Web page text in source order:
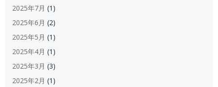
2025年7月 (1)
2025年6月 (2)
2025年5月 (1)
2025年4月 (1)
2025年3月 (3)
2025年2月 (1)